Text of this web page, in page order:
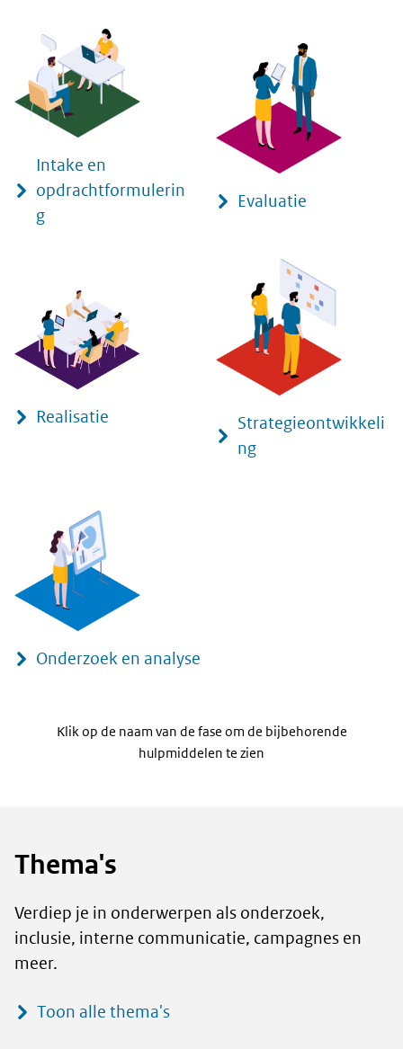
Intake en
opdrachtformulerin
g
Evaluatie
Realisatie
Strategieontwikkeli
ng
Onderzoek en analyse
Klik op de naam van de fase om de bijbehorende
hulpmiddelen te zien
Thema's
Verdiep je in onderwerpen als onderzoek,
inclusie, interne communicatie, campagnes en
meer.
Toon alle thema's